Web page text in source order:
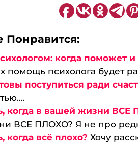
Понравится:
когда поможет
помощь психолога будет
поступиться ради
когда в вашей жизни ВСЕ
ВСЕ ПЛОХО? Я не про
когда всё плохо? Хочу